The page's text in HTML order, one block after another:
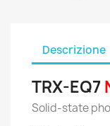
Descrizione
TRX-EQ7
Solid-state